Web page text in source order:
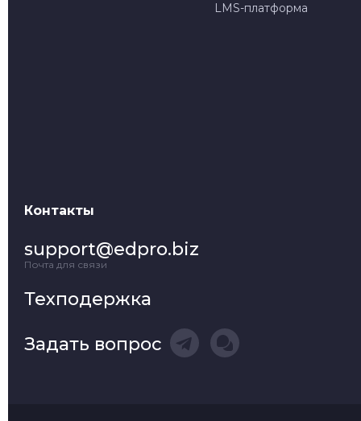
LMS-платформа
Контакты
support@edpro.biz
Почта для связи
Техподержка
Задать вопрос